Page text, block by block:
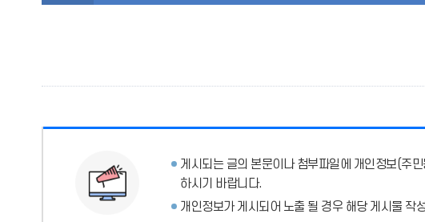
게시되는 글의 본문이나 첨부파일에 개인정보(주
하시기 바랍니다.
개인정보가 게시되어 노출 될 경우 해당 게시물 작